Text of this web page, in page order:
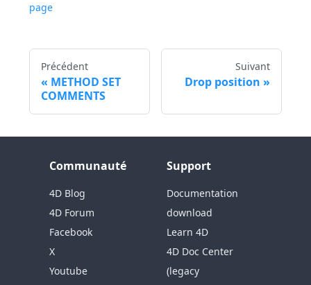
page
Précédent
METHOD SET
COMMENTS
Suivant
Drop position
Communauté
4D Blog
4D Forum
Facebook
X
Youtube
Support
Documentation
download
Learn 4D
4D Doc Center
(legacy